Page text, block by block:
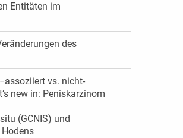
Entitäten im
des
vs. nicht-
new in: Peniskarzinom
(GCNIS) und